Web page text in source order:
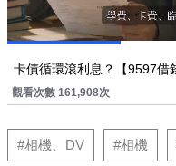
卡債循環滾利息？【9597借
觀看次數 161,908次
#相機、DV #相機